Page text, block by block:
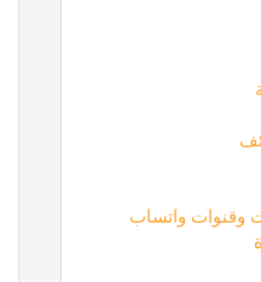
وقنوات واتساب